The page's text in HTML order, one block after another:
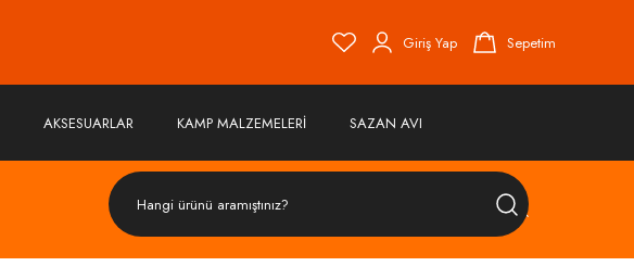
Giriş Yap Sepetim
AKSESUARLAR KAMP MALZEMELERİ SAZAN AVI
ÜRÜN